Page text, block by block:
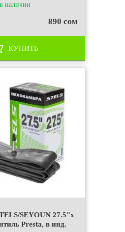
в наличии
890 сом
КУПИТЬ
SEYOUN 27.5"x
Presta, в инд.